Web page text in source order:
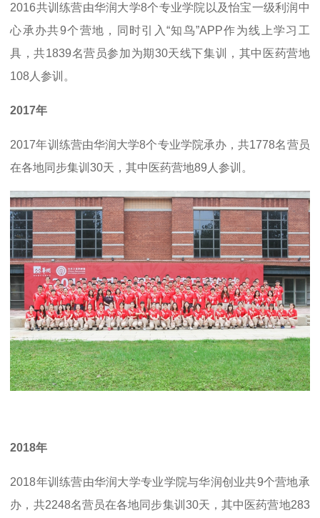
2016共训练营由华润大学8个专业学院以及怡宝一级利润中
心承办共9个营地，同时引入“知鸟”APP作为线上学习工
具，共1839名营员参加为期30天线下集训，其中医药营地
108人参训。
2017年
2017年训练营由华润大学8个专业学院承办，共1778名营员
在各地同步集训30天，其中医药营地89人参训。
2018年
2018年训练营由华润大学专业学院与华润创业共9个营地承
办，共2248名营员在各地同步集训30天，其中医药营地283